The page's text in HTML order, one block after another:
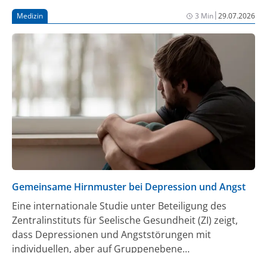
Medizin 3 Min|29.07.2026
Gemeinsame Hirnmuster bei Depression und Angst
Eine internationale Studie unter Beteiligung des
Zentralinstituts für Seelische Gesundheit (ZI) zeigt,
dass Depressionen und Angststörungen mit
individuellen, aber auf Gruppenebene